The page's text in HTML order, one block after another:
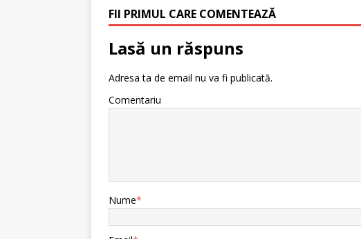
FII PRIMUL CARE COMENTEAZĂ
Lasă un răspuns
Adresa ta de email nu va fi publicată.
Comentariu
Nume*